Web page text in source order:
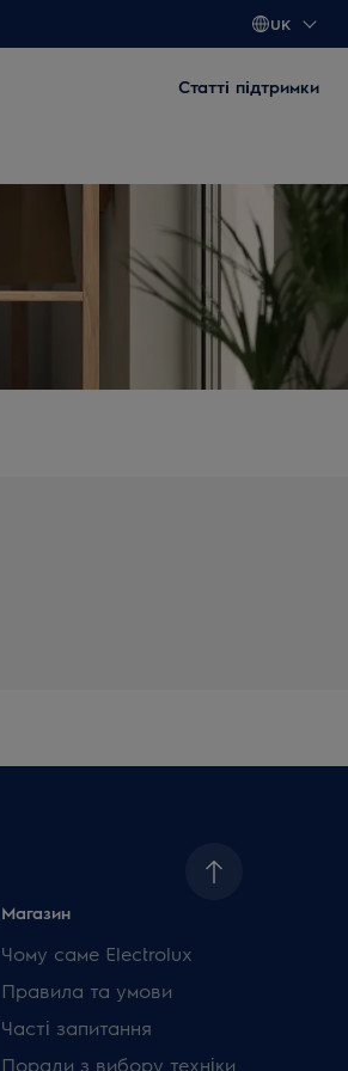
UK
Статті підтримки
Магазин
Чому саме Electrolux
Правила та умови
Часті запитання
Поради з вибору техніки